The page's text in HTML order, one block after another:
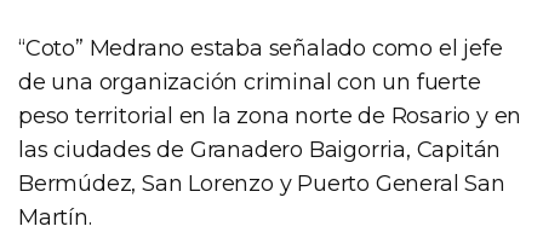
“Coto” Medrano estaba señalado como el jefe
de una organización criminal con un fuerte
peso territorial en la zona norte de Rosario y en
las ciudades de Granadero Baigorria, Capitán
Bermúdez, San Lorenzo y Puerto General San
Martín.